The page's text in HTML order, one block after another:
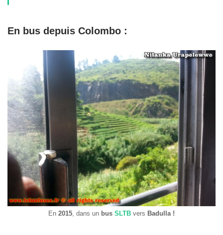
En bus depuis Colombo :
En 2015 , dans un bus SLTB vers Badulla !